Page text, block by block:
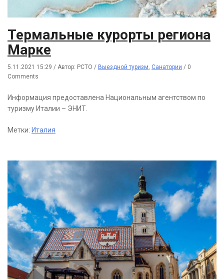
Термальные курорты региона
Марке
5.11.2021 15:29 / Автор: РСТО / Выездной туризм Санатории / 0
Comments
Информация предоставлена Национальным агентством по
туризму Италии – ЭНИТ.
Метки: Италия